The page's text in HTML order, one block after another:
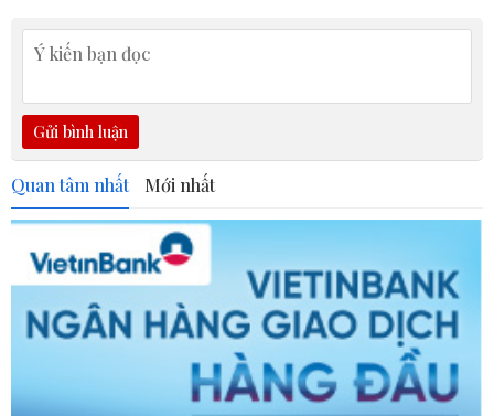
Gửi bình luận
Quan tâm nhất Mới nhất